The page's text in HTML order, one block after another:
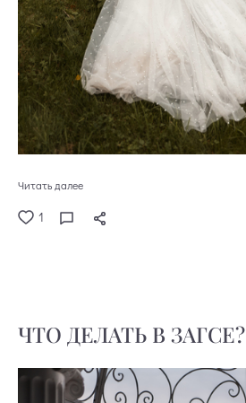
Читать далее
1
ЧТО ДЕЛАТЬ В ЗАГСЕ?